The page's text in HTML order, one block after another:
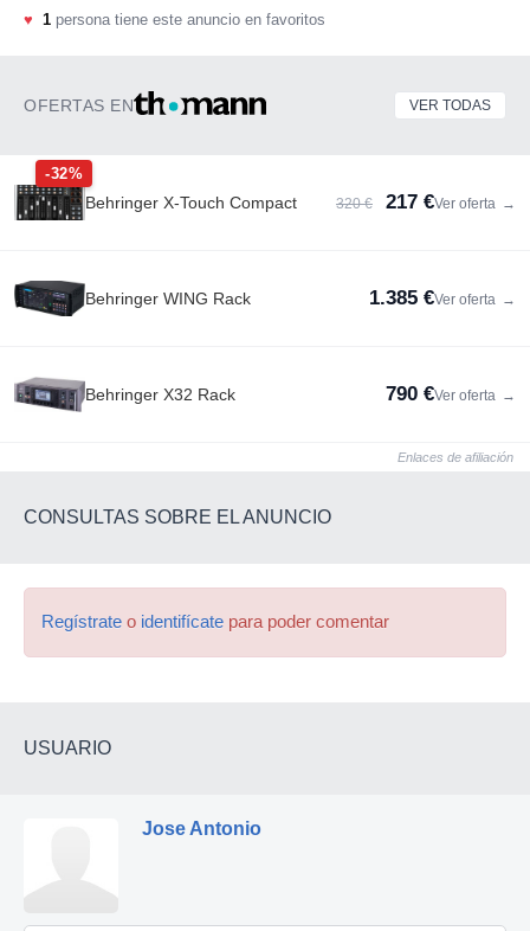
Interruptor de pedal de bypass
Funcionamiento con batería de 9 V o con adaptador
(incluido)
♥ 1 persona tiene este anuncio en favoritos
OFERTAS EN VER TODAS
-32%
Behringer X-Touch Compact 320 € 217 €Ver oferta →
Behringer WING Rack 1.385 €Ver oferta →
Behringer X32 Rack 790 €Ver oferta →
Enlaces de afiliación
CONSULTAS SOBRE EL ANUNCIO
Regístrate o identifícate para poder comentar
USUARIO
Jose Antonio